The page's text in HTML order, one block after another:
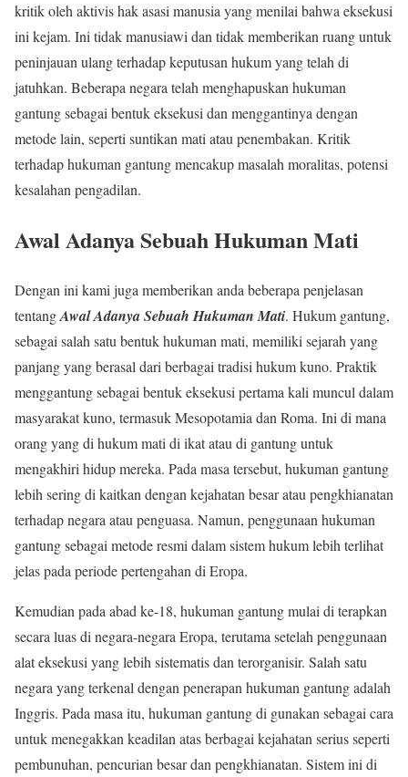
kritik oleh aktivis hak asasi manusia yang menilai bahwa eksekusi
ini kejam. Ini tidak manusiawi dan tidak memberikan ruang untuk
peninjauan ulang terhadap keputusan hukum yang telah di
jatuhkan. Beberapa negara telah menghapuskan hukuman
gantung sebagai bentuk eksekusi dan menggantinya dengan
metode lain, seperti suntikan mati atau penembakan. Kritik
terhadap hukuman gantung mencakup masalah moralitas, potensi
kesalahan pengadilan.
Awal Adanya Sebuah Hukuman Mati
Dengan ini kami juga memberikan anda beberapa penjelasan
tentangAwal Adanya Sebuah Hukuman Mati. Hukum gantung,
sebagai salah satu bentuk hukuman mati, memiliki sejarah yang
panjang yang berasal dari berbagai tradisi hukum kuno. Praktik
menggantung sebagai bentuk eksekusi pertama kali muncul dalam
masyarakat kuno, termasuk Mesopotamia dan Roma. Ini di mana
orang yang di hukum mati di ikat atau di gantung untuk
mengakhiri hidup mereka. Pada masa tersebut, hukuman gantung
lebih sering di kaitkan dengan kejahatan besar atau pengkhianatan
terhadap negara atau penguasa. Namun, penggunaan hukuman
gantung sebagai metode resmi dalam sistem hukum lebih terlihat
jelas pada periode pertengahan di Eropa.
Kemudian pada abad ke-18, hukuman gantung mulai di terapkan
secara luas di negara-negara Eropa, terutama setelah penggunaan
alat eksekusi yang lebih sistematis dan terorganisir. Salah satu
negara yang terkenal dengan penerapan hukuman gantung adalah
Inggris. Pada masa itu, hukuman gantung di gunakan sebagai cara
untuk menegakkan keadilan atas berbagai kejahatan serius seperti
pembunuhan, pencurian besar dan pengkhianatan. Sistem ini di